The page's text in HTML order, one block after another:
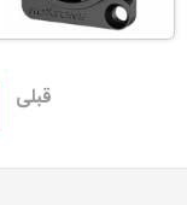
قبلی